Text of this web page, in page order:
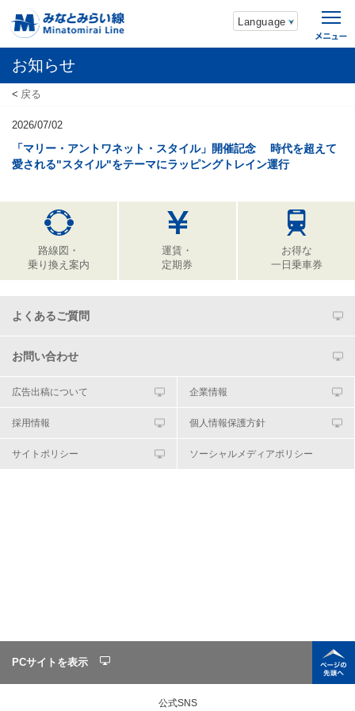
Language
お知らせ
戻る
2026/07/02
「マリー・アントワネット・スタイル」開催記念 時代を超えて
愛される"スタイル"をテーマにラッピングトレイン運行
路線図・
乗り換え案内
運賃・
定期券
お得な
一日乗車券
よくあるご質問
お問い合わせ
広告出稿について 企業情報
採用情報 個人情報保護方針
サイトポリシー ソーシャルメディアポリシー
PCサイトを表示
公式SNS